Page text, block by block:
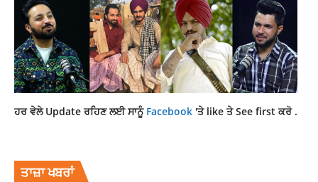
ਹਰ ਵੇਲੇ Update ਰਹਿਣ ਲਈ ਸਾਨੂੰ Facebook 'ਤੇ like ਤੇ See first ਕਰੋ .
ਤਾਜ਼ਾ ਖਬਰਾਂ